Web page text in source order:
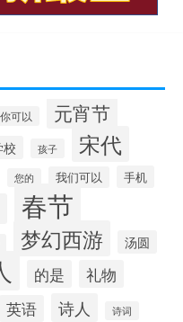
你可以 元宵节
校 孩子 宋代
您的 我们可以 手机
春节
梦幻西游 汤圆
的是 礼物
英语 诗人 诗词